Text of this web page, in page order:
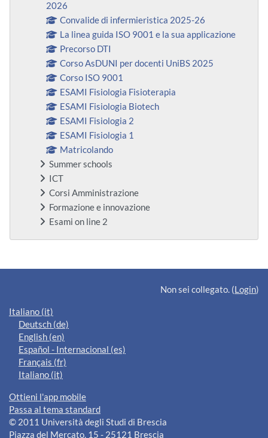
2026
Convalide di infermieristica 2025-26
La linea guida ISO 9001 e la sua applicazione
Precorso DTI
Corso AsDUNI per docenti UniBS 2025
Corso ISO 9001
ESAMI Fisiologia Fisioterapia
ESAMI Fisiologia Biotech
ESAMI Fisiologia 2
ESAMI Fisiologia 1
Matricolando
Summer schools
ICT
Corsi Amministrazione
Formazione e innovazione
Esami on line 2
Blocchi supplementari
Non sei collegato. (Login)
Italiano ‎(it)‎
Deutsch ‎(de)‎
English ‎(en)‎
Español - Internacional ‎(es)‎
Français ‎(fr)‎
Italiano ‎(it)‎
Ottieni l'app mobile
Passa al tema standard
© 2011 Università degli Studi di Brescia
Piazza del Mercato, 15 - 25121 Brescia